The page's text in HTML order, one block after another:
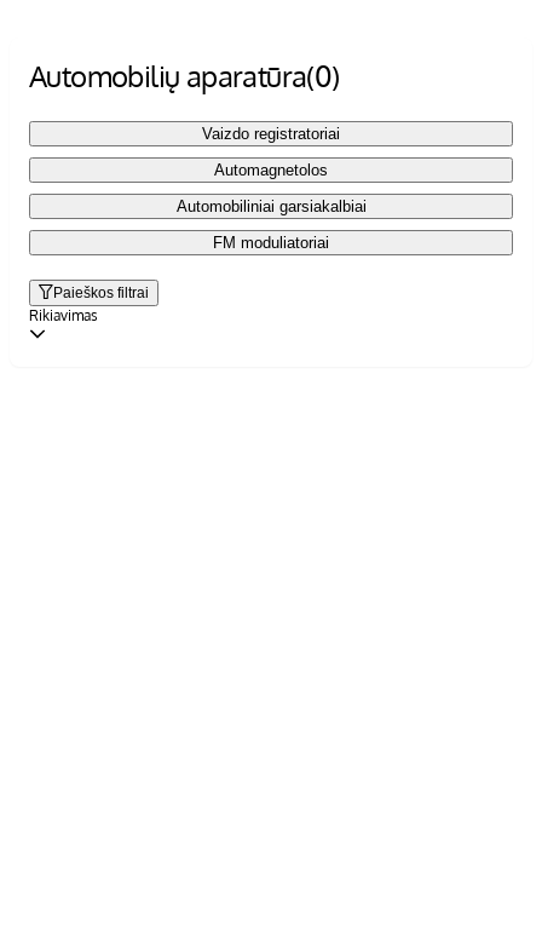
Automobilių aparatūra(0)
Vaizdo registratoriai
Automagnetolos
Automobiliniai garsiakalbiai
FM moduliatoriai
Paieškos filtrai
Rikiavimas